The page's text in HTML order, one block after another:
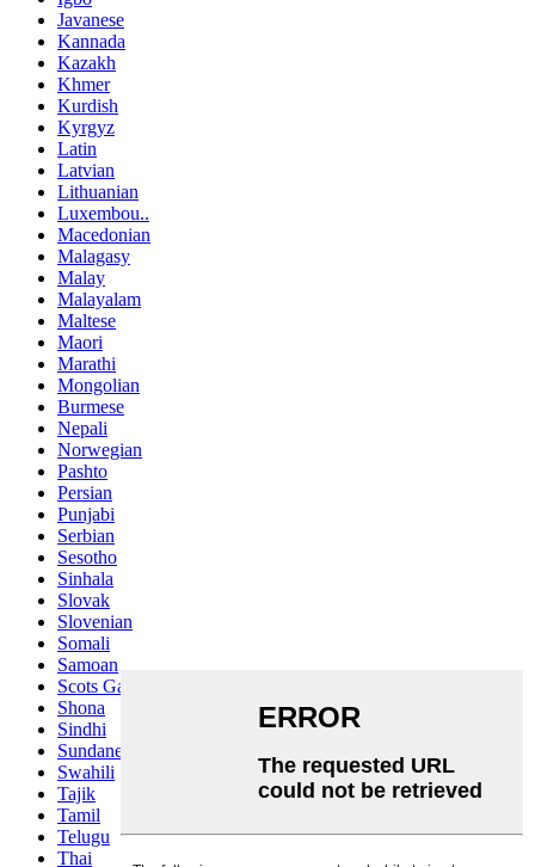
Javanese
Kannada
Kazakh
Khmer
Kurdish
Kyrgyz
Latin
Latvian
Lithuanian
Luxembou..
Macedonian
Malagasy
Malay
Malayalam
Maltese
Maori
Marathi
Mongolian
Burmese
Nepali
Norwegian
Pashto
Persian
Punjabi
Serbian
Sesotho
Sinhala
Slovak
Slovenian
Somali
Samoan
Scots Gaelic
Shona
Sindhi
Sundanese
Swahili
Tajik
Tamil
Telugu
Thai